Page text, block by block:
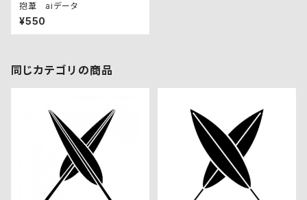
抱葦 aiデータ
¥550
同じカテゴリの商品